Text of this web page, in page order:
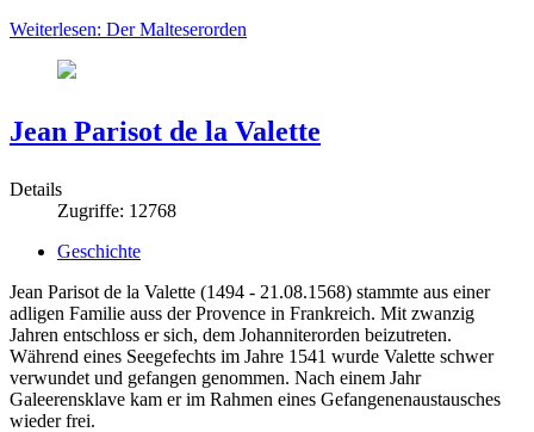
Weiterlesen: Der Malteserorden
Jean Parisot de la Valette
Details
Zugriffe: 12768
Geschichte
Jean Parisot de la Valette (1494 - 21.08.1568) stammte aus einer
adligen Familie auss der Provence in Frankreich. Mit zwanzig
Jahren entschloss er sich, dem Johanniterorden beizutreten.
Während eines Seegefechts im Jahre 1541 wurde Valette schwer
verwundet und gefangen genommen. Nach einem Jahr
Galeerensklave kam er im Rahmen eines Gefangenenaustausches
wieder frei.